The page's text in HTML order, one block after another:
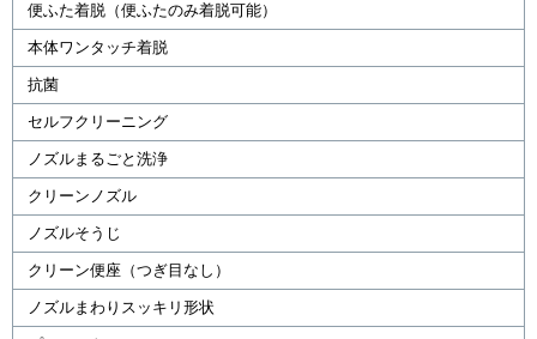
便ふた着脱（便ふたのみ着脱可能）
本体ワンタッチ着脱
抗菌
セルフクリーニング
ノズルまるごと洗浄
クリーンノズル
ノズルそうじ
クリーン便座（つぎ目なし）
ノズルまわりスッキリ形状